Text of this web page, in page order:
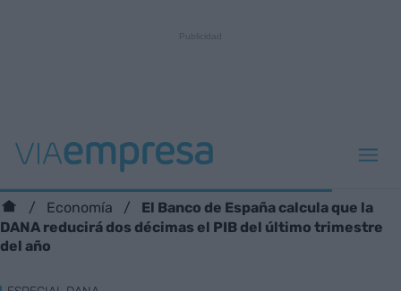
Economía
El Banco de España calcula que la
DANA reducirá dos décimas el PIB del último trimestre
del año